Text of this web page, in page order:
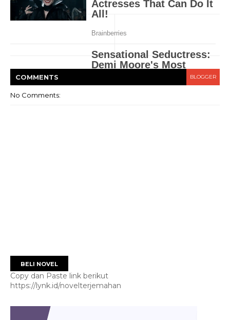
COMMENTS BLOGGER
No Comments:
BELI NOVEL
Copy dan Paste link berikut
https://lynk.id/novelterjemahan